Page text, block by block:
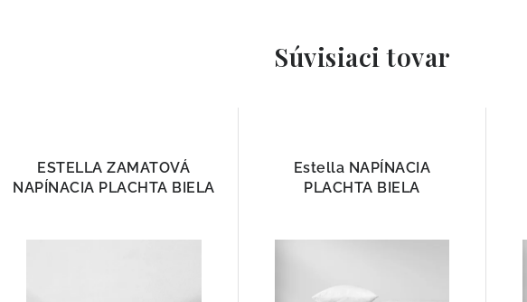
Súvisiaci tovar
ESTELLA ZAMATOVÁ
NAPÍNACIA PLACHTA BIELA
Estella NAPÍNACIA
PLACHTA BIELA